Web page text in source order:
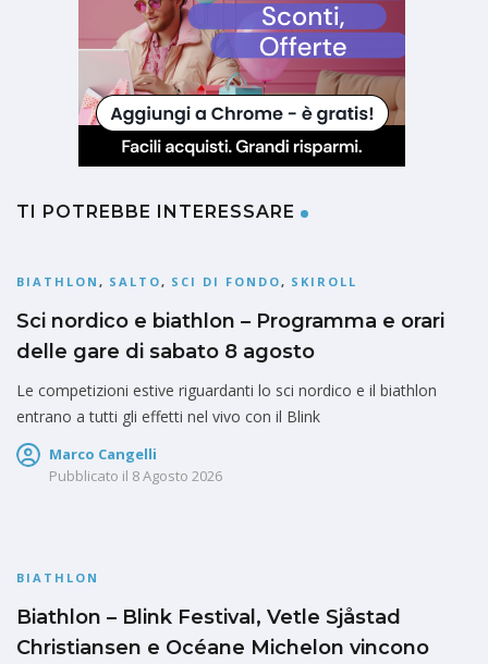
TI POTREBBE INTERESSARE
BIATHLON , SALTO, SCI DI FONDO, SKIROLL
Sci nordico e biathlon – Programma e orari
delle gare di sabato 8 agosto
Le competizioni estive riguardanti lo sci nordico e il biathlon
entrano a tutti gli effetti nel vivo con il Blink
Marco Cangelli
Pubblicato il 8 Agosto 2026
BIATHLON
Biathlon – Blink Festival, Vetle Sjåstad
Christiansen e Océane Michelon vincono